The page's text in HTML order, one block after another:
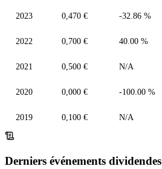
2023 0,470 € -32.86 %
2022 0,700 € 40.00 %
2021 0,500 € N/A
2020 0,000 € -100.00 %
2019 0,100 € N/A
Derniers événements dividendes